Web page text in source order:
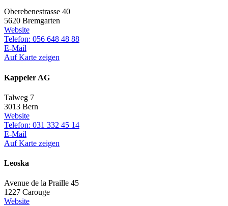
Oberebenestrasse 40
5620 Bremgarten
Website
Telefon: 056 648 48 88
E-Mail
Auf Karte zeigen
Kappeler AG
Talweg 7
3013 Bern
Website
Telefon: 031 332 45 14
E-Mail
Auf Karte zeigen
Leoska
Avenue de la Praille 45
1227 Carouge
Website